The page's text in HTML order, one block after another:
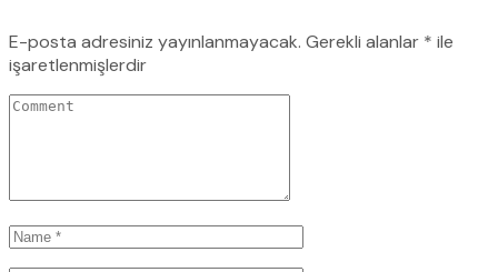
E-posta adresiniz yayınlanmayacak. Gerekli alanlar * ile
işaretlenmişlerdir